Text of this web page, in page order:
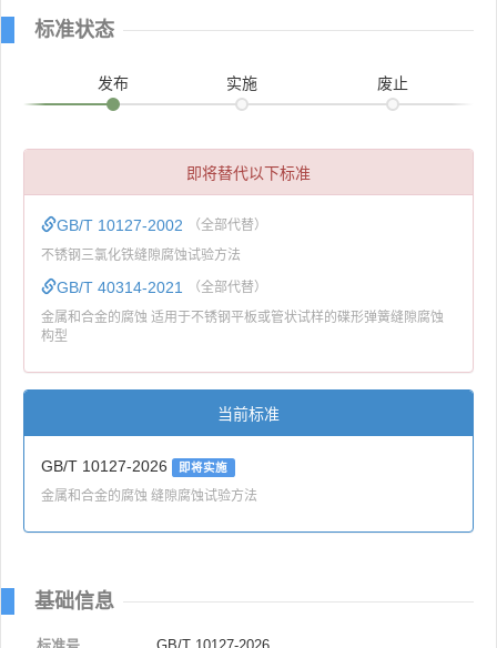
标准状态
发布 实施 废止
即将替代以下标准
GB/T 10127-2002 （全部代替）
不锈钢三氯化铁缝隙腐蚀试验方法
GB/T 40314-2021 （全部代替）
金属和合金的腐蚀 适用于不锈钢平板或管状试样的碟形弹簧缝隙腐蚀
构型
当前标准
GB/T 10127-2026 即将实施
金属和合金的腐蚀 缝隙腐蚀试验方法
基础信息